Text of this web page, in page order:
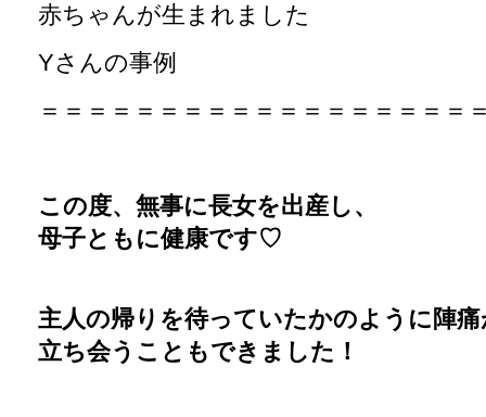
赤ちゃんが生まれました
Yさんの事例
＝＝＝＝＝＝＝＝＝＝＝＝＝＝＝＝＝＝
この度、無事に長女を出産し、
母子ともに健康です♡
主人の帰りを待っていたかのように陣
立ち会うこともできました！